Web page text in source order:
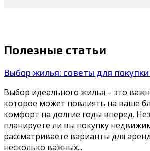
Полезные статьи
Выбор жилья: советы для
Выбор идеального жилья – это
которое может повлиять на ваше
комфорт на долгие годы вперед.
планируете ли вы покупку
рассматриваете варианты для
несколько важных...